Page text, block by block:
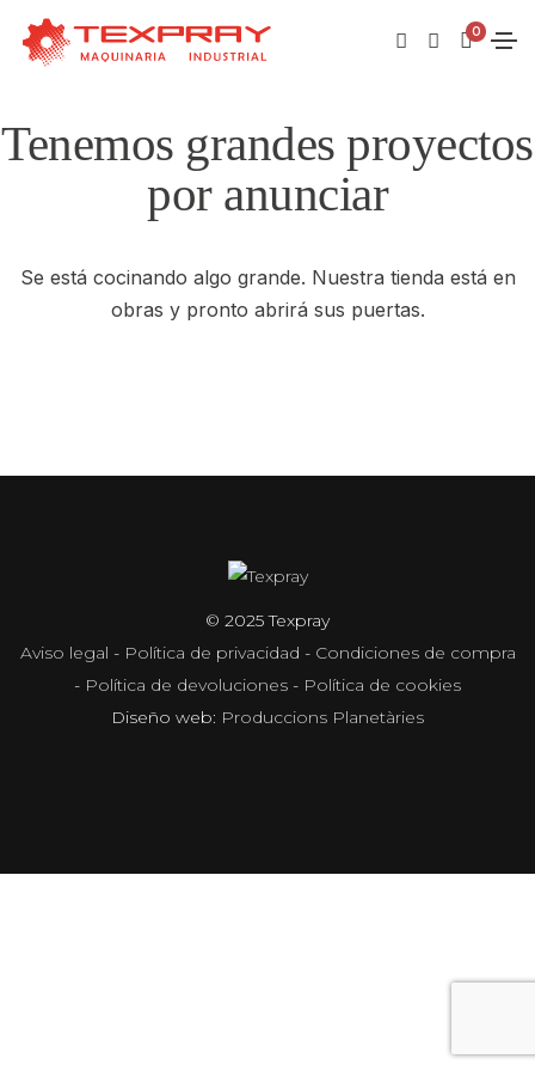
0
Tenemos grandes proyectos
por anunciar
Se está cocinando algo grande. Nuestra tienda está en
obras y pronto abrirá sus puertas.
© 2025 Texpray
Aviso legal - Política de privacidad - Condiciones de compra
- Política de devoluciones - Política de cookies
Diseño web: Produccions Planetàries